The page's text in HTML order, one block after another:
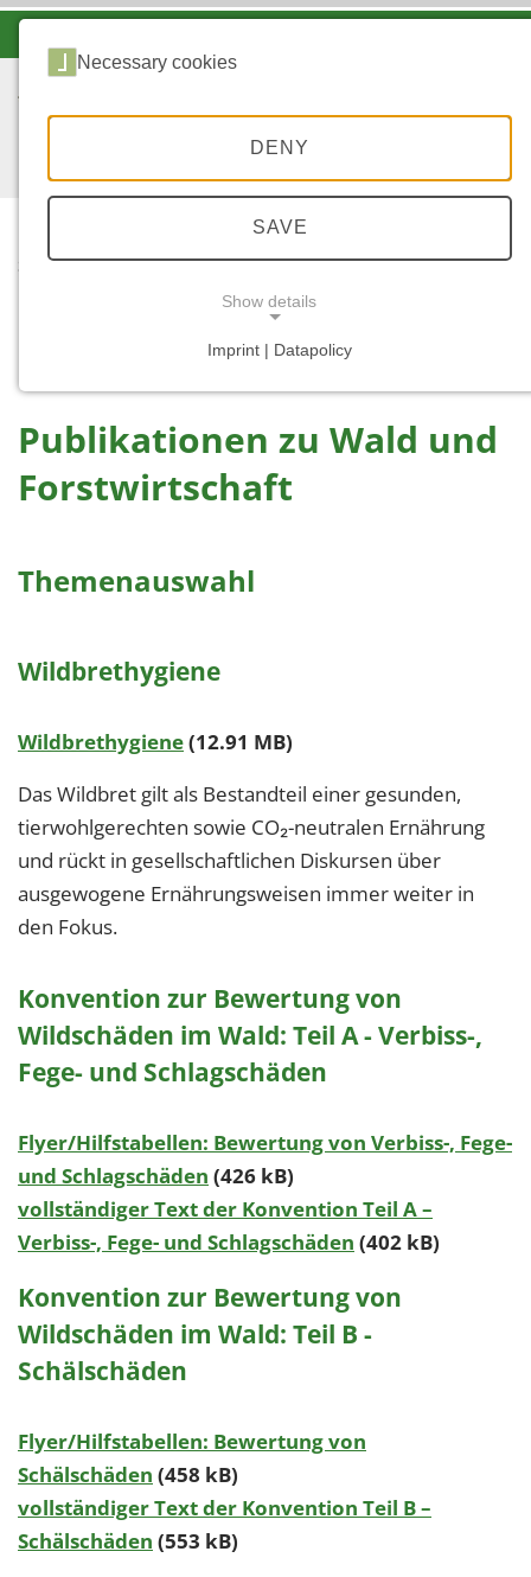
STARTSEITE
...
FORSTWIRTSCHAFT
Publikationen zu Wald und
Forstwirtschaft
Themenauswahl
Wildbrethygiene
Wildbrethygiene(12.91 MB)
Das Wildbret gilt als Bestandteil einer gesunden,
tierwohlgerechten sowie CO₂-neutralen Ernährung
und rückt in gesellschaftlichen Diskursen über
ausgewogene Ernährungsweisen immer weiter in
den Fokus.
Konvention zur Bewertung von
Wildschäden im Wald: Teil A - Verbiss-,
Fege- und Schlagschäden
Flyer/Hilfstabellen: Bewertung von Verbiss-, Fege-
und Schlagschäden (426 kB)
vollständiger Text der Konvention Teil A –
Verbiss-, Fege- und Schlagschäden (402 kB)
Konvention zur Bewertung von
Wildschäden im Wald: Teil B -
Schälschäden
Flyer/Hilfstabellen: Bewertung von
Schälschäden (458 kB)
vollständiger Text der Konvention Teil B –
Schälschäden (553 kB)
Necessary cookies
DENY
SAVE
Show details
Imprint | Datapolicy